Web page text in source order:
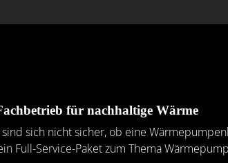
für nachhaltige Wärme
sich nicht sicher, ob eine
Full-Service-Paket zum Thema